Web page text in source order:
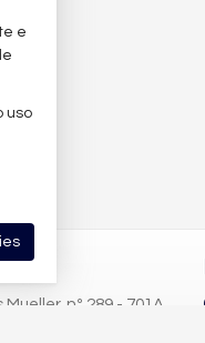
nº 289 - 701A
e
uso